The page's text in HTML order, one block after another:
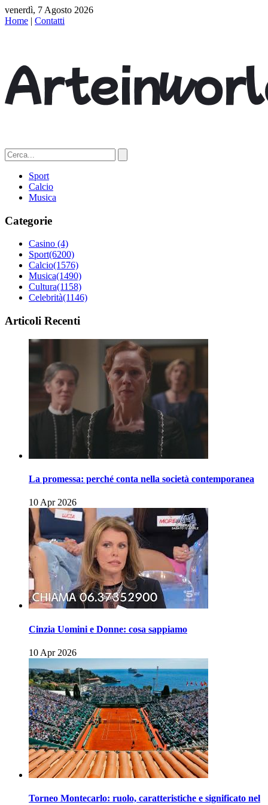
venerdì, 7 Agosto 2026
Home | Contatti
Sport
Calcio
Musica
Categorie
Casino (4)
Sport(6200)
Calcio(1576)
Musica(1490)
Cultura(1158)
Celebrità(1146)
Articoli Recenti
La promessa: perché conta nella società contemporanea
10 Apr 2026
Cinzia Uomini e Donne: cosa sappiamo
10 Apr 2026
Torneo Montecarlo: ruolo, caratteristiche e significato nel